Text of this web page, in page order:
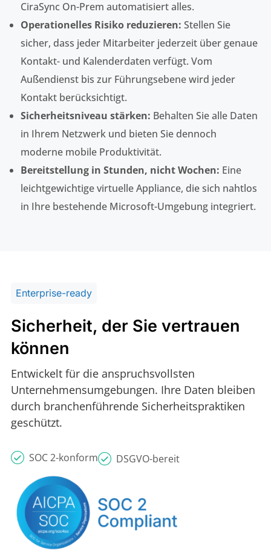
CiraSync On-Prem automatisiert alles.
Operationelles Risiko reduzieren: Stellen Sie
sicher, dass jeder Mitarbeiter jederzeit über genaue
Kontakt- und Kalenderdaten verfügt. Vom
Außendienst bis zur Führungsebene wird jeder
Kontakt berücksichtigt.
Sicherheitsniveau stärken: Behalten Sie alle Daten
in Ihrem Netzwerk und bieten Sie dennoch
moderne mobile Produktivität.
Bereitstellung in Stunden, nicht Wochen: Eine
leichtgewichtige virtuelle Appliance, die sich nahtlos
in Ihre bestehende Microsoft-Umgebung integriert.
Enterprise-ready
Sicherheit, der Sie vertrauen
können
Entwickelt für die anspruchsvollsten
Unternehmensumgebungen. Ihre Daten bleiben
durch branchenführende Sicherheitspraktiken
geschützt.
SOC 2-konform DSGVO-bereit